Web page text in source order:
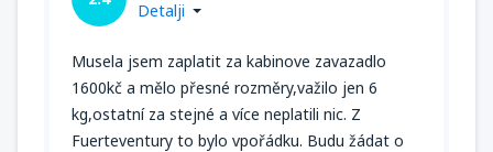
Detalji
Musela jsem zaplatit za kabinove zavazadlo
1600kč a mělo přesné rozměry,važilo jen 6
kg,ostatní za stejné a více neplatili nic. Z
Fuerteventury to bylo vpořádku. Budu žádat o